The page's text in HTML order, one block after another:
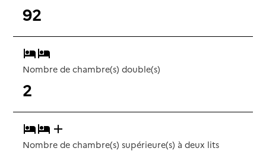
92
Nombre de chambre(s) double(s)
2
Nombre de chambre(s) supérieure(s) à deux lits